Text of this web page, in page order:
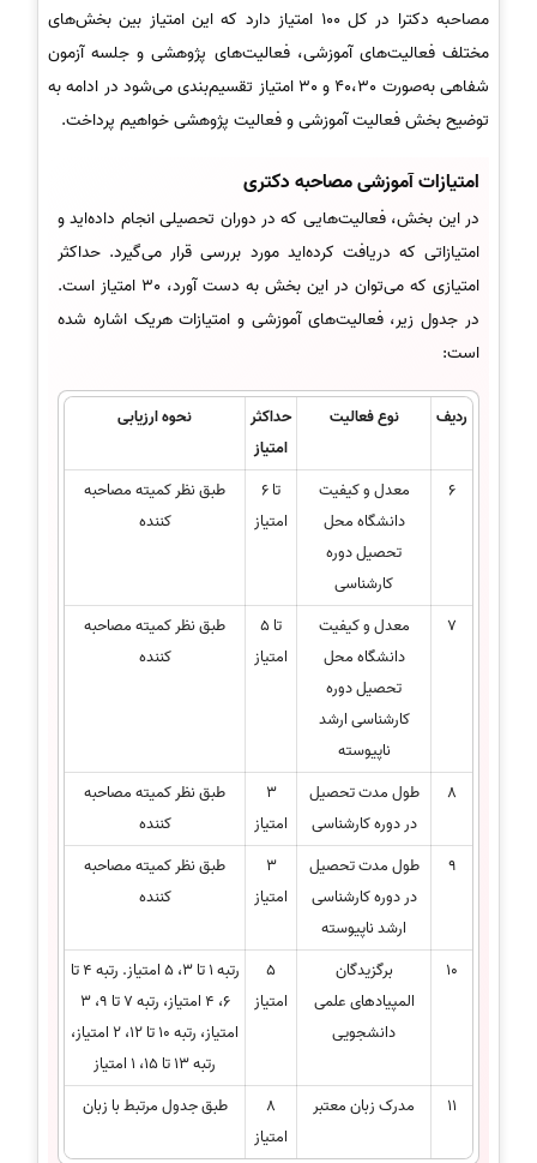
مصاحبه دکترا در کل 100 امتیاز دارد که این امتیاز بین بخش‌های
مختلف فعالیت‌های آموزشی، فعالیت‌های پژوهشی و جلسه آزمون
شفاهی به‌صورت 40،30 و 30 امتیاز تقسیم‌بندی می‌شود در ادامه به
توضیح بخش فعالیت آموزشی و فعالیت پژوهشی خواهیم پرداخت.
امتیازات آموزشی مصاحبه دکتری
در این بخش، فعالیت‌هایی که در دوران تحصیلی انجام داده‌اید و
امتیازاتی که دریافت کرده‌اید مورد بررسی قرار می‌گیرد. حداکثر
امتیازی که می‌توان در این بخش به دست آورد، 30 امتیاز است.
در جدول زیر، فعالیت‌های آموزشی و امتیازات هریک اشاره شده
است:
ردیف نوع فعالیت
حداکثر
امتیاز
نحوه ارزیابی
6
معدل و کیفیت
دانشگاه محل
تحصیل دوره
کارشناسی
تا 6
امتیاز
طبق نظر کمیته مصاحبه
کننده
7
معدل و کیفیت
دانشگاه محل
تحصیل دوره
کارشناسی ارشد
ناپیوسته
تا 5
امتیاز
طبق نظر کمیته مصاحبه
کننده
8
طول مدت تحصیل
در دوره کارشناسی
3
امتیاز
طبق نظر کمیته مصاحبه
کننده
9
طول مدت تحصیل
در دوره کارشناسی
ارشد ناپیوسته
3
امتیاز
طبق نظر کمیته مصاحبه
کننده
10
برگزیدگان
المپیادهای علمی
دانشجویی
5
امتیاز
رتبه 1 تا 3، 5 امتیاز. رتبه 4 تا
6، 4 امتیاز، رتبه 7 تا 9، 3
امتیاز، رتبه 10 تا 12، 2 امتیاز،
رتبه 13 تا 15، 1 امتیاز
11
مدرک زبان معتبر
8
امتیاز
طبق جدول مرتبط با زبان